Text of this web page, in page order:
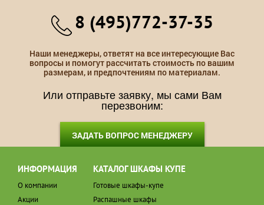
8 (495)772-37-35
Наши менеджеры, ответят на все интересующие Вас
вопросы и помогут рассчитать стоимость по вашим
размерам, и предпочтениям по материалам.
Или отправьте заявку, мы сами Вам
перезвоним:
ЗАДАТЬ ВОПРОС МЕНЕДЖЕРУ
ИНФОРМАЦИЯ
О компании
Акции
КАТАЛОГ ШКАФЫ КУПЕ
Готовые шкафы-купе
Распашные шкафы